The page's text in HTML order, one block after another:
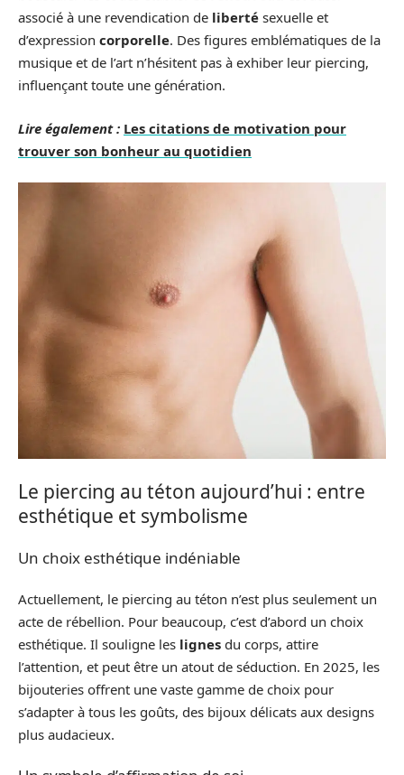
associé à une revendication de liberté sexuelle et
d’expression corporelle. Des figures emblématiques de la
musique et de l’art n’hésitent pas à exhiber leur piercing,
influençant toute une génération.
Lire également : Les citations de motivation pour
trouver son bonheur au quotidien
Le piercing au téton aujourd’hui : entre
esthétique et symbolisme
Un choix esthétique indéniable
Actuellement, le piercing au téton n’est plus seulement un
acte de rébellion. Pour beaucoup, c’est d’abord un choix
esthétique. Il souligne les lignes du corps, attire
l’attention, et peut être un atout de séduction. En 2025, les
bijouteries offrent une vaste gamme de choix pour
s’adapter à tous les goûts, des bijoux délicats aux designs
plus audacieux.